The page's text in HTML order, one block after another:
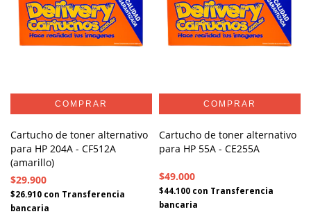
Cartucho de toner alternativo
para HP 204A - CF512A
(amarillo)
$29.900
$26.910 con Transferencia
bancaria
Cartucho de toner alternativo
para HP 55A - CE255A
$49.000
$44.100 con Transferencia
bancaria